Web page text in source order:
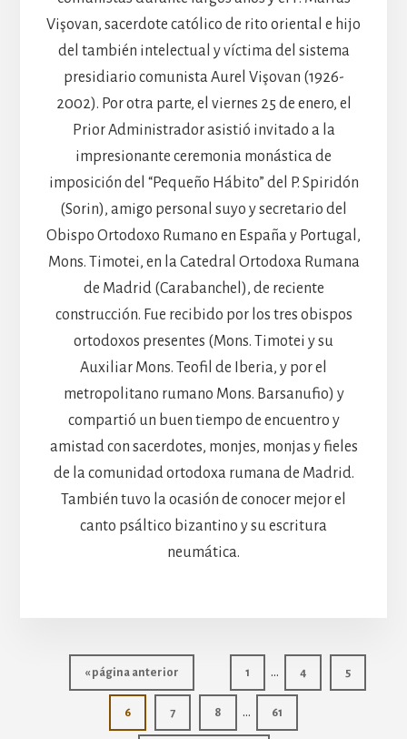
Vişovan, sacerdote católico de rito oriental e hijo
del también intelectual y víctima del sistema
presidiario comunista Aurel Vişovan (1926-
2002). Por otra parte, el viernes 25 de enero, el
Prior Administrador asistió invitado a la
impresionante ceremonia monástica de
imposición del “Pequeño Hábito” del P. Spiridón
(Sorin), amigo personal suyo y secretario del
Obispo Ortodoxo Rumano en España y Portugal,
Mons. Timotei, en la Catedral Ortodoxa Rumana
de Madrid (Carabanchel), de reciente
construcción. Fue recibido por los tres obispos
ortodoxos presentes (Mons. Timotei y su
Auxiliar Mons. Teofil de Iberia, y por el
metropolitano rumano Mons. Barsanufio) y
compartió un buen tiempo de encuentro y
amistad con sacerdotes, monjes, monjas y fieles
de la comunidad ortodoxa rumana de Madrid.
También tuvo la ocasión de conocer mejor el
canto psáltico bizantino y su escritura
neumática.
« Ir
a
página anterior Página
1
Páginas
intermedias
omitidas
… Página
4 Página
5
Página
6 Página
7 Página
8
Páginas
intermedias
… Página
61